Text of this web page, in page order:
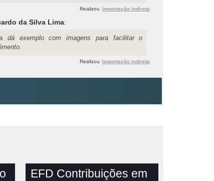
Realizou Importação indireta
da Silva Lima:
dá exemplo com imagens para facilitar o
Realizou Importação indireta
EFD Contribuições em